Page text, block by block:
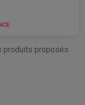
produits proposés